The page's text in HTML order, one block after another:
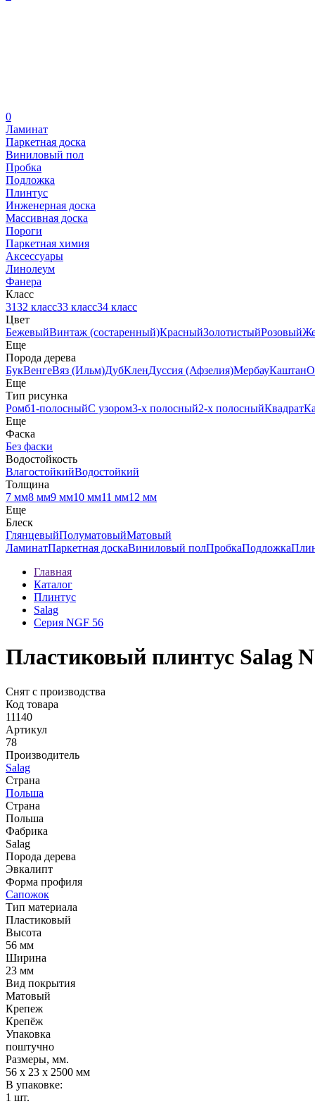
0
Ламинат
Паркетная доска
Виниловый пол
Пробка
Подложка
Плинтус
Инженерная доска
Массивная доска
Пороги
Паркетная химия
Аксессуары
Линолеум
Фанера
Класс
3132 класс33 класс34 класс
Цвет
БежевыйВинтаж (состаренный)КрасныйЗолотистыйРозовый
Еще
Порода дерева
БукВенгеВяз (Ильм)ДубКленДуссия (Афзелия)МербауКаштан
Еще
Тип рисунка
Ромб1-полосныйС узором3-х полосный2-х полосныйКвадрат
Еще
Фаска
Без фаски
Водостойкость
ВлагостойкийВодостойкий
Толщина
7 мм8 мм9 мм10 мм11 мм12 мм
Еще
Блеск
ГлянцевыйПолуматовыйМатовый
ЛаминатПаркетная доскаВиниловый полПробкаПодложка
Главная
Каталог
Плинтус
Salag
Серия NGF 56
Пластиковый плинтус Salag
Снят с производства
Код товара
11140
Артикул
78
Производитель
Salag
Страна
Польша
Страна
Польша
Фабрика
Salag
Порода дерева
Эвкалипт
Форма профиля
Сапожок
Тип материала
Пластиковый
Высота
56 мм
Ширина
23 мм
Вид покрытия
Матовый
Крепеж
Крепёж
Упаковка
поштучно
Размеры, мм.
56 х 23 х 2500 мм
В упаковке:
1 шт.